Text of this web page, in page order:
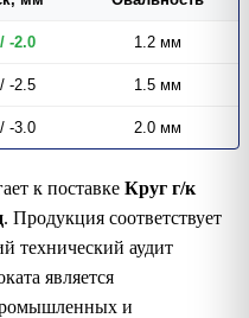
-2.0 1.2 мм
-2.5 1.5 мм
-3.0 2.0 мм
к поставке Круг г/к
. Продукция соответствует
технический аудит
является
и